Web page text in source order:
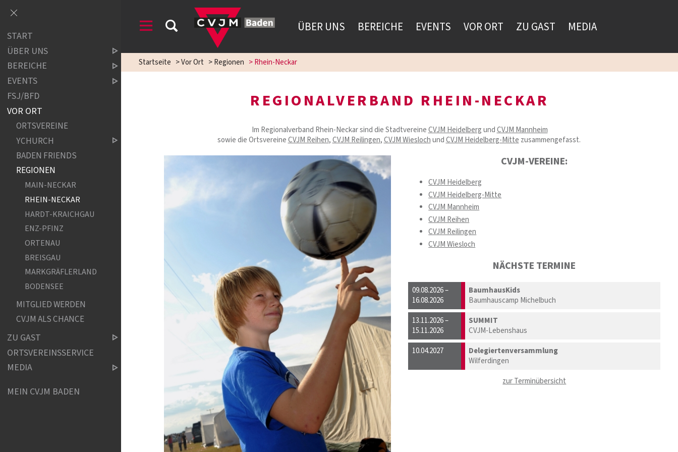
ÜBER UNS BEREICHE EVENTS VOR ORT ZU GAST MEDIA
Startseite >Vor Ort >Regionen >Rhein-Neckar
REGIONALVERBAND RHEIN-NECKAR
Im Regionalverband Rhein-Neckar sind die StadtvereineCVJM HeidelbergundCVJM Mannheim
sowie die OrtsvereineCVJM Reihen,CVJM Reilingen,CVJM WieslochundCVJM Heidelberg-Mitte zusammengefasst.
CVJM-VEREINE:
CVJM Heidelberg
CVJM Heidelberg-Mitte
CVJM Mannheim
CVJM Reihen
CVJM Reilingen
CVJM Wiesloch
NÄCHSTE TERMINE
09.08.2026 –
16.08.2026
BaumhausKids
Baumhauscamp Michelbuch
13.11.2026 –
15.11.2026
SUMMIT
CVJM-Lebenshaus
10.04.2027
Delegiertenversammlung
Wilferdingen
zur Terminübersicht
START
ÜBER UNS
BEREICHE
EVENTS
FSJ/BFD
VOR ORT
ORTSVEREINE
YCHURCH
BADEN FRIENDS
REGIONEN
MAIN-NECKAR
RHEIN-NECKAR
HARDT-KRAICHGAU
ENZ-PFINZ
ORTENAU
BREISGAU
MARKGRÄFLERLAND
BODENSEE
MITGLIED WERDEN
CVJM ALS CHANCE
ZU GAST
ORTSVEREINSSERVICE
MEDIA
MEIN CVJM BADEN